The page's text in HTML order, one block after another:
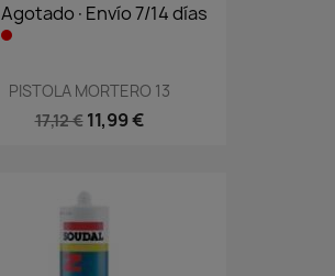
Agotado·Envío 7/14 días
PISTOLA MORTERO 13
17,12 € 11,99 €